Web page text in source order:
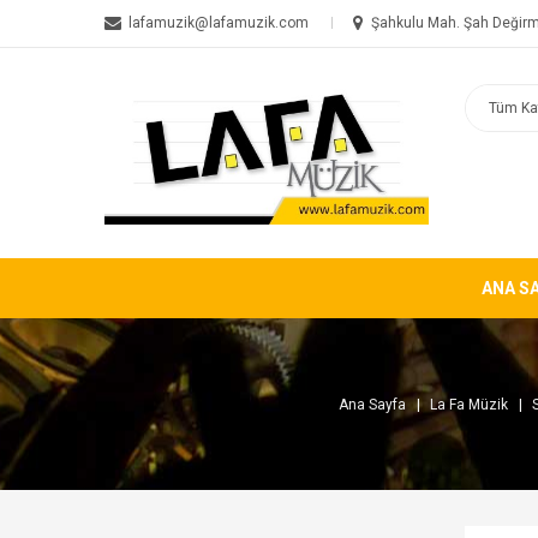
lafamuzik@lafamuzik.com Şahkulu Mah. Şah
ANA
Ana Sayfa La Fa Müzik